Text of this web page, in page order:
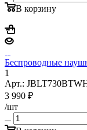
В корзину
Беспроводные
1
Арт.:
3 990 ₽
/шт